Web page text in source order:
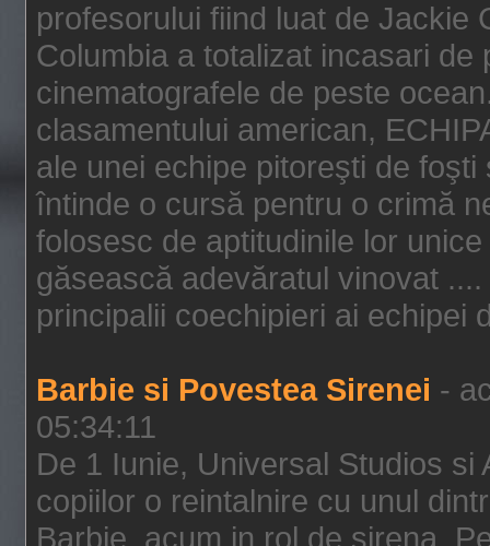
profesorului fiind luat de Jackie
Columbia a totalizat incasari
cinematografele de peste
clasamentului american,
ale unei echipe pitoreşti de
întinde o cursă pentru o crimă
folosesc de aptitudinile lor
găsească adevăratul vinovat
principalii coechipieri ai echipei
Barbie si Povestea Sirenei -
05:34:11
De 1 Iunie, Universal Studios si
copiilor o reintalnire cu unul
Barbie, acum in rol de sirena.